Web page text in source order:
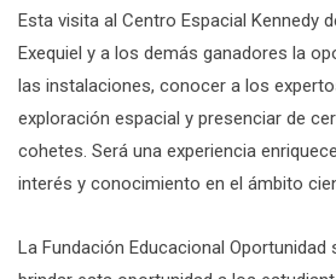
Esta visita al Centro Espacial Kennedy
Exequiel y a los demás ganadores la
las instalaciones, conocer a los
exploración espacial y presenciar de
cohetes. Será una experiencia
interés y conocimiento en el ámbito
La Fundación Educacional Oportunidad